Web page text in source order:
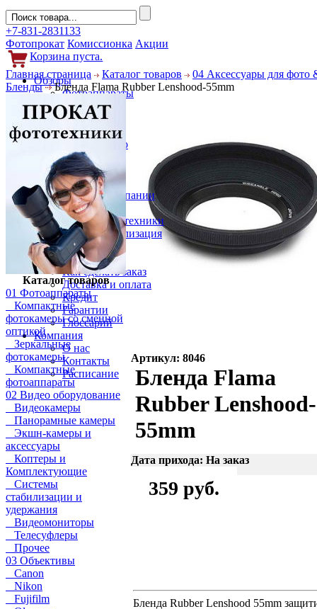
+7-831-2831133
Фотопрокат Комиссионка Акции
Корзина пуста.
Обзоры
Фотоаппараты
Объективы
Фильтры
Новости
Фото и видео
Гаджеты
Аксессуары
Слухи
Новости компании
Услуги
Прокат фототехники
Выкуп и реализация
Покупателям
Акции
Как сделать заказ
Доставка и оплата
Кредит
Гарантии
Глоссарий
Компания
О нас
Контакты
Расписание
Главная страница Каталог товаров
04 Аксессуары для фото
Бленды
Бленда Flama Rubber Lenshood-55mm
Каталог товаров
01 Фотоаппараты
Компактные
фотокамеры со сменной
оптикой
Зеркальные
фотокамеры
Компактные
фотоаппараты
02 Видео оборудование
Видеокамеры
Панорамные камеры
Экшн-камеры и
аксессуары
Коптеры и
Комплектующие
Системы
стабилизации и
удержания
Видеомониторы
Телесуфлеры
Прочее
03 Объективы
Canon
Nikon
Fujifilm
Артикул: 8046
Бленда Flama
Rubber Lenshood-
55mm
Дата прихода: На заказ
359 руб.
Бленда Rubber Lenshood 55mm